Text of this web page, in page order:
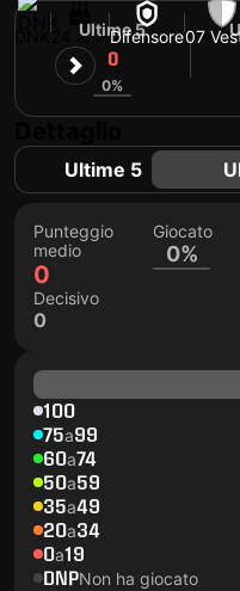
24 anniDifensore07
Ultime 5
0
0%
Ultime 5
Punteggio
medio
0
Giocato
0%
Decisivo
0
100
75a99
60a74
50a59
35a49
20a34
0a19
DNPNon ha giocato